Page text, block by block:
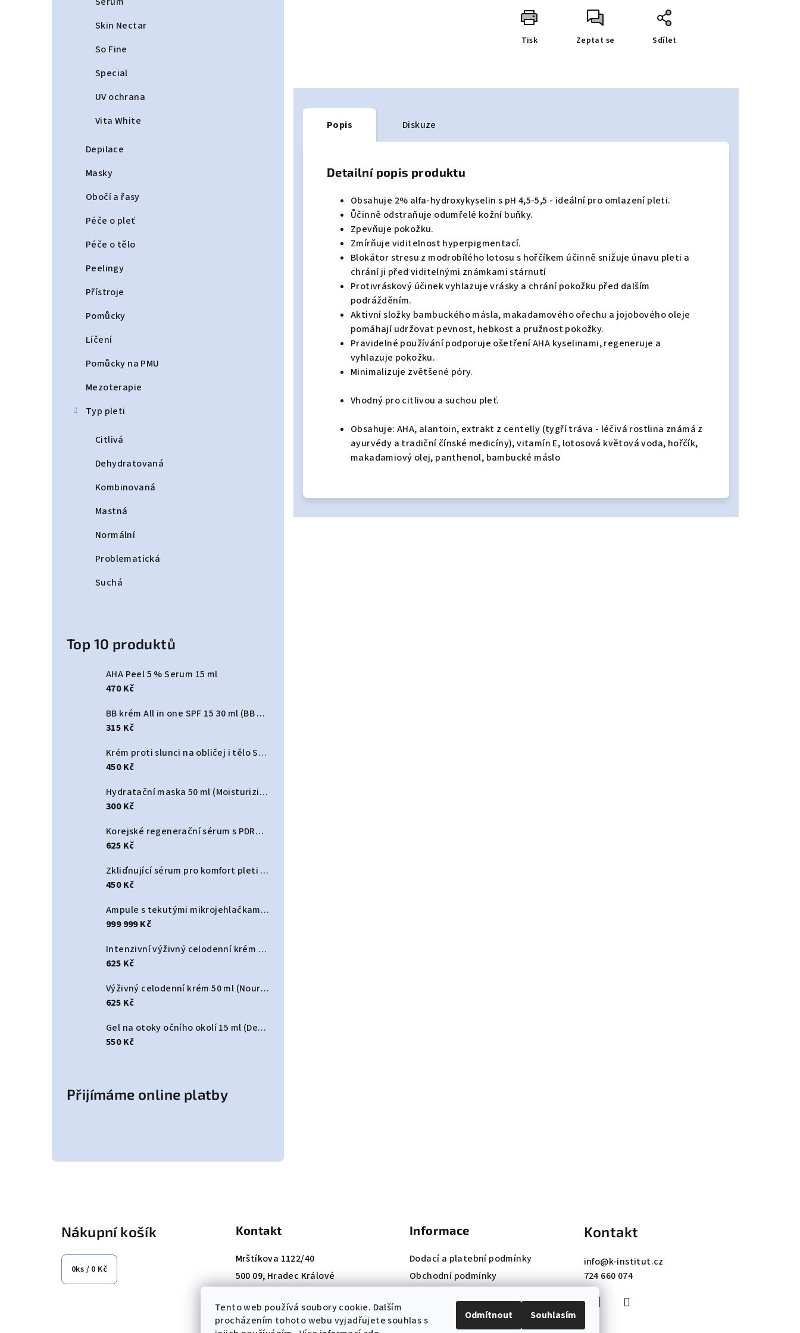
Tento web používá soubory cookie. Dalším
procházením tohoto webu vyjadřujete souhlas s
Odmítnout Souhlasím
Skin Nectar
So Fine
Special
UV ochrana
Vita White
Depilace
Masky
Obočí a řasy
Péče o pleť
Péče o tělo
Peelingy
Přístroje
Pomůcky
Líčení
Pomůcky na PMU
Mezoterapie
Typ pleti
Citlivá
Dehydratovaná
Kombinovaná
Mastná
Normální
Problematická
Suchá
Top 10 produktů
AHA Peel 5 % Serum 15 ml
470 Kč
BB krém All in one SPF 15 30 ml (BB cream All In One SPF 15)
315 Kč
Krém proti slunci na obličej i tělo SPF 50+ 125 ml (Sun protect cream face & body SPF50+)
450 Kč
Hydratační maska 50 ml (Moisturizing Hydromask)
300 Kč
Korejské regenerační sérum s PDRN a spikulemi 30 ml (Korean Dual PDRN Spicule Serum)
625 Kč
Zkliďnující sérum pro komfort pleti 30 ml (Skin Comfort Serum)
450 Kč
Ampule s tekutými mikrojehlačkami 3000 PPM Korean 50 ml (Korean Liquid Microneedling 3000 PPM ampoule)
999 999 Kč
Intenzivní výživný celodenní krém 50 ml (Deep Nourishing All-Day cream)
625 Kč
Výživný celodenní krém 50 ml (Nourishing All-Day cream)
625 Kč
Gel na otoky očního okolí 15 ml (De-puff Eye Contour Gel)
550 Kč
Přijímáme online platby
Tisk Zeptat se Sdílet
Popis Diskuze
Detailní popis produktu
Obsahuje 2% alfa-hydroxykyselin s pH 4,5-5,5 - ideální pro omlazení pleti.
Ůčinně odstraňuje odumřelé kožní buňky.
Zpevňuje pokožku.
Zmírňuje viditelnost hyperpigmentací.
Blokátor stresu z modrobílého lotosu s hořčíkem účinně snižuje únavu pleti a
chrání ji před viditelnými známkami stárnutí
Protivráskový účinek vyhlazuje vrásky a chrání pokožku před dalším
podrážděním.
Aktivní složky bambuckého másla, makadamového ořechu a jojobového oleje
pomáhají udržovat pevnost, hebkost a pružnost pokožky.
Pravidelné používání podporuje ošetření AHA kyselinami, regeneruje a
vyhlazuje pokožku.
Minimalizuje zvětšené póry.
Vhodný pro citlivou a suchou pleť.
Obsahuje: AHA, alantoin, extrakt z centelly (tygří tráva - léčivá rostlina známá z
ayurvédy a tradiční čínské medicíny), vitamín E, lotosová květová voda, hořčík,
makadamiový olej, panthenol, bambucké máslo
Nákupní košík
0ks / 0 Kč
Kontakt
Mrštíkova 1122/40
500 09, Hradec Králové
E-mail:info@k-institut.cz
Informace
Dodací a platební podmínky
Obchodní podmínky
Ochrana osobních údajů
Kontakt
info@k-institut.cz
724 660 074